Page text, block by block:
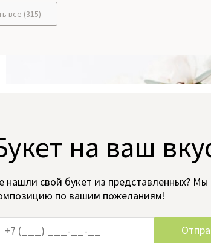
все (315)
на ваш
нашли свой букет из представленных?
по вашим пожеланиям!